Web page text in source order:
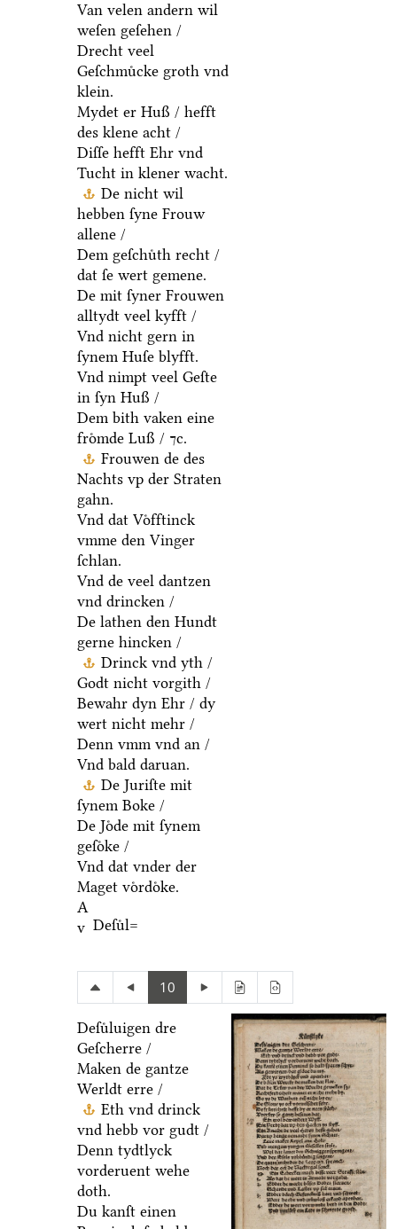
Van velen andern wil
weſen geſehen /
Drecht veel
Geſchmuͤcke groth vnd
klein.
Mydet er Huß / hefft
des klene acht /
Diſſe hefft Ehr vnd
Tucht in klener wacht.
De nicht wil
hebben ſyne Frouw
allene /
Dem geſchuͤth recht /
dat ſe wert gemene.
De mit ſyner Frouwen
alltydt veel kyfft /
Vnd nicht gern in
ſynem Huſe blyfft.
Vnd nimpt veel Geſte
in ſyn Huß /
Dem bith vaken eine
froͤmde Luß / ⁊c.
Frouwen de des
Nachts vp der Straten
gahn.
Vnd dat Voͤfftinck
vmme den Vinger
ſchlan.
Vnd de veel dantzen
vnd drincken /
De lathen den Hundt
gerne hincken /
Drinck vnd yth /
Godt nicht vorgith /
Bewahr dyn Ehr / dy
wert nicht mehr /
Denn vmm vnd an /
Vnd bald daruan.
De Juriſte mit
ſynem Boke /
De Joͤde mit ſynem
geſoͤke /
Vnd dat vnder der
Maget voͤrdoͤke.
A
v Deſuͤl=
10
Deſuͤluigen dre
Geſcherre /
Maken de gantze
Werldt erre /
Eth vnd drinck
vnd hebb vor gudt /
Denn tydtlyck
vorderuent wehe
doth.
Du kanſt einen